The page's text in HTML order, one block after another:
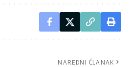
NAREDNI ČLANAK